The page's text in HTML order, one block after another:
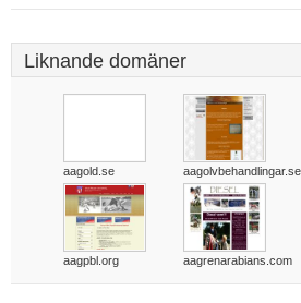
Liknande domäner
aagold.se aagolvbehandlingar.se
aagpbl.org aagrenarabians.com